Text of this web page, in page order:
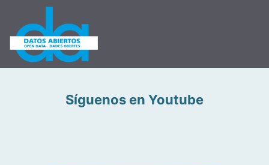
Síguenos en Youtube